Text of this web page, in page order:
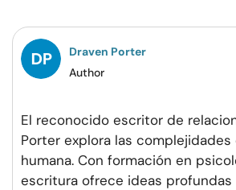
Draven Porter
Author
El reconocido escritor de
Porter explora las complejidades
humana. Con formación en
escritura ofrece ideas profundas